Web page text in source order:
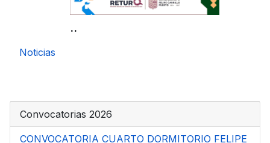
..
Noticias
Convocatorias 2026
CONVOCATORIA CUARTO DORMITORIO FELIPE